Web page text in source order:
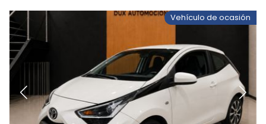
Vehículo de ocasión